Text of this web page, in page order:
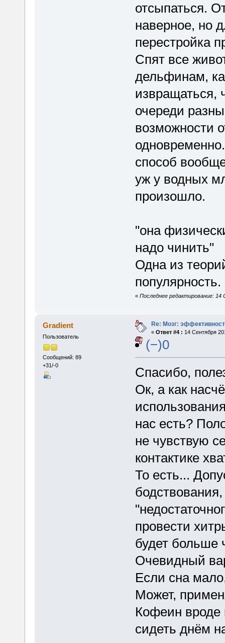
отсыпаться.
наверное, но
перестройка
Спят все
дельфинам,
извращаться,
очереди
возможности
способ
уж у водных
произошло.
"она
надо чинить"
Одна из
популярность.
« Последнее редактирование: 14
Gradient
Пользователь
Сообщений: 89
+31/-0
Re: Мозг:
« Ответ #4 : 14 Сентября
(−)0
Спасибо,
Ок, а как
нас есть?
не чувствую
контактике
То есть...
провести
будет больше
Очевидный
Если сна
Может,
Кофеин вроде
сидеть днём